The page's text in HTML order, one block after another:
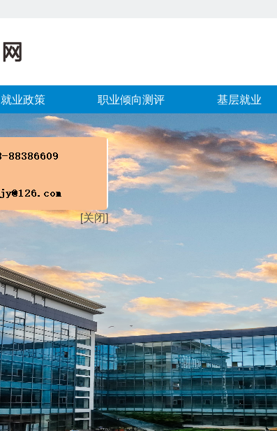
就业政策 职业倾向测评 基层就业
[关闭]